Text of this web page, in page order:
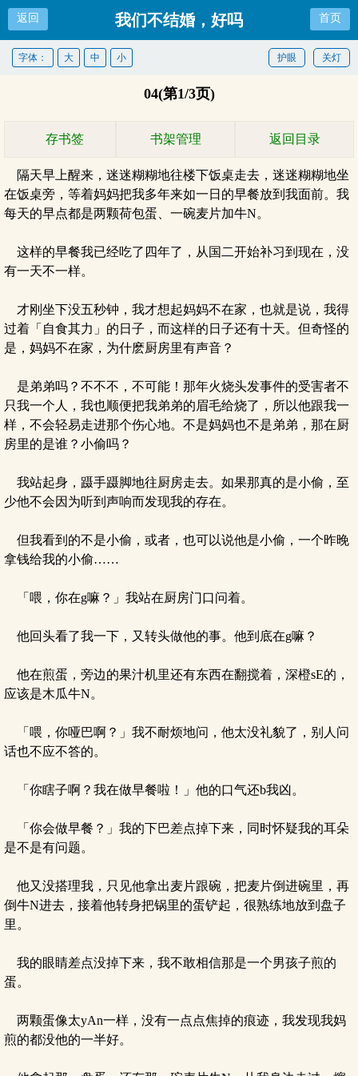
返回 我们不结婚，好吗 首页
关灯
护眼
字体： 大 中 小
04(第1/3页)
存书签 书架管理 返回目录
隔天早上醒来，迷迷糊糊地往楼下饭桌走去，迷迷糊糊地坐
在饭桌旁，等着妈妈把我多年来如一日的早餐放到我面前。我
每天的早点都是两颗荷包蛋、一碗麦片加牛N。
这样的早餐我已经吃了四年了，从国二开始补习到现在，没
有一天不一样。
才刚坐下没五秒钟，我才想起妈妈不在家，也就是说，我得
过着「自食其力」的日子，而这样的日子还有十天。但奇怪的
是，妈妈不在家，为什麽厨房里有声音？
是弟弟吗？不不不，不可能！那年火烧头发事件的受害者不
只我一个人，我也顺便把我弟弟的眉毛给烧了，所以他跟我一
样，不会轻易走进那个伤心地。不是妈妈也不是弟弟，那在厨
房里的是谁？小偷吗？
我站起身，蹑手蹑脚地往厨房走去。如果那真的是小偷，至
少他不会因为听到声响而发现我的存在。
但我看到的不是小偷，或者，也可以说他是小偷，一个昨晚
拿钱给我的小偷……
「喂，你在g嘛？」我站在厨房门口问着。
他回头看了我一下，又转头做他的事。他到底在g嘛？
他在煎蛋，旁边的果汁机里还有东西在翻搅着，深橙sE的，
应该是木瓜牛N。
「喂，你哑巴啊？」我不耐烦地问，他太没礼貌了，别人问
话也不应不答的。
「你瞎子啊？我在做早餐啦！」他的口气还b我凶。
「你会做早餐？」我的下巴差点掉下来，同时怀疑我的耳朵
是不是有问题。
他又没搭理我，只见他拿出麦片跟碗，把麦片倒进碗里，再
倒牛N进去，接着他转身把锅里的蛋铲起，很熟练地放到盘子
里。
我的眼睛差点没掉下来，我不敢相信那是一个男孩子煎的
蛋。
两颗蛋像太yAn一样，没有一点点焦掉的痕迹，我发现我妈
煎的都没他的一半好。